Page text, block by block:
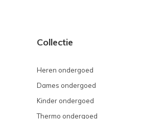
Collectie
Heren ondergoed
Dames ondergoed
Kinder ondergoed
Thermo ondergoed